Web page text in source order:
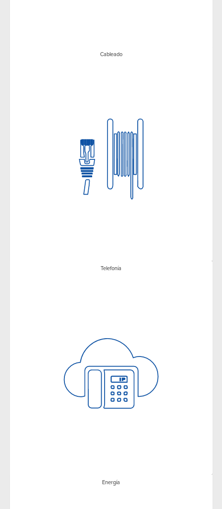
Cableado
Telefonía
Energía